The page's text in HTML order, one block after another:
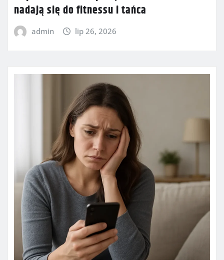
nadają się do fitnessu i tańca
admin lip 26, 2026